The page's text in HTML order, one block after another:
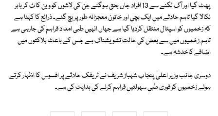
پھٹ گیا اور آگ لگنے سے 13 افراد جاں بحق ہوگئے جن کی لاشوں کو وین کاٹ کر باہر
نکالا گیا تاہم حادثے میں ایک بچی اور خاتون معجزانہ طور پر بچ گئے۔ ذرائع کا کہنا ہے
کہ زخمیوں كو اسپتال منتقل كردیا گیا ہے جہاں انہیں طبی امداد فراہم کی جارہی ہے
تاہم زخمیوں میں سے بعض کی حالت تشویشناک ہے جس کے باعث ہلاکتوں میں
اضافے کاخدشہ ہے۔
دوسری جانب وزیر اعلیٰ پنجاب شہباز شریف نے ٹریفک حادثے پر افسوس کا اظہار کرتے
ہوئے زخمیوں کو فوری طبی سہولتیں فراہم کرنے کی ہدایت کی ہے۔